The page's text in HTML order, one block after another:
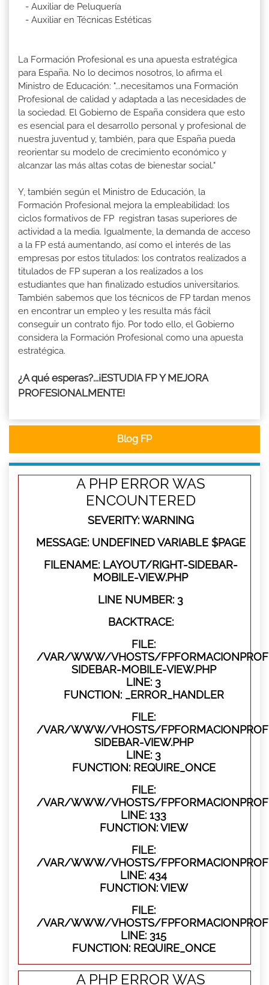
- Auxiliar de Peluquería
- Auxiliar en Técnicas Estéticas
La Formación Profesional es una apuesta estratégica
para España. No lo decimos nosotros, lo afirma el
Ministro de Educación: "...necesitamos una Formación
Profesional de calidad y adaptada a las necesidades de
la sociedad. El Gobierno de España considera que esto
es esencial para el desarrollo personal y profesional de
nuestra juventud y, también, para que España pueda
reorientar su modelo de crecimiento económico y
alcanzar las más altas cotas de bienestar social."
Y, también según el Ministro de Educación, la
Formación Profesional mejora la empleabilidad: los
ciclos formativos de FP registran tasas superiores de
actividad a la media. Igualmente, la demanda de acceso
a la FP está aumentando, así como el interés de las
empresas por estos titulados: los contratos realizados a
titulados de FP superan a los realizados a los
estudiantes que han finalizado estudios universitarios.
También sabemos que los técnicos de FP tardan menos
en encontrar un empleo y les resulta más fácil
conseguir un contrato fijo. Por todo ello, el Gobierno
considera la Formación Profesional como una apuesta
estratégica.
¿A qué esperas?...¡ESTUDIA FP Y MEJORA
PROFESIONALMENTE!
Blog FP
A PHP ERROR WAS
ENCOUNTERED
SEVERITY: WARNING
MESSAGE: UNDEFINED VARIABLE $PAGE
FILENAME: LAYOUT/RIGHT-SIDEBAR-
MOBILE-VIEW.PHP
LINE NUMBER: 3
BACKTRACE:
FILE:
/VAR/WWW/VHOSTS/
SIDEBAR-MOBILE-VIEW.PHP
LINE: 3
FUNCTION: _ERROR_HANDLER
FILE:
/VAR/WWW/VHOSTS/
SIDEBAR-VIEW.PHP
LINE: 3
FUNCTION: REQUIRE_ONCE
FILE:
/VAR/WWW/VHOSTS/
LINE: 133
FUNCTION: VIEW
FILE:
/VAR/WWW/VHOSTS/
LINE: 434
FUNCTION: VIEW
FILE:
/VAR/WWW/VHOSTS/
LINE: 315
FUNCTION: REQUIRE_ONCE
A PHP ERROR WAS